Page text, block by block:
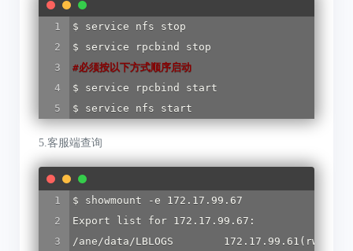
$ service nfs stop
#必须按以下方式顺序启动
$ service rpcbind start
$ service nfs start
5.客服端查询
$ showmount -e 172.17.99.67
Export list for 172.17.99.67:
/ane/data/LBLOGS